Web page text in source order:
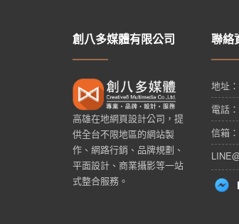
創八多媒體有限公司
高雄在地網頁設計公司，提
供全台不限地區的網站製
作、網路行銷、品牌規劃、
平面設計、商業攝影等一站
式整合服務。
聯絡
地址：
電話
信箱